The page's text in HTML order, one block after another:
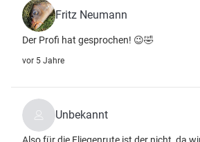
Fritz Neumann
Der Profi hat gesprochen! 😉🤣
vor 5 Jahre
Unbekannt